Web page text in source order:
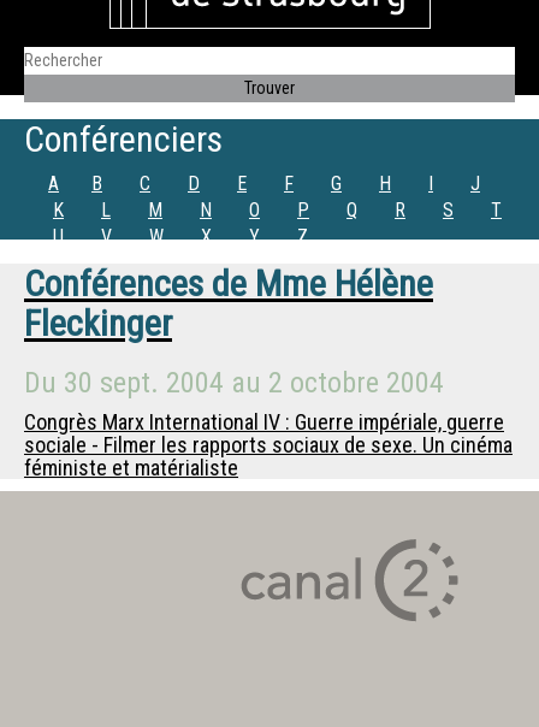
Conférenciers
A B C D E F G H I
J
K
L M N O P Q R S
T
U
V W X Y Z
Conférences de Mme Hélène
Fleckinger
Du 30 sept. 2004 au 2 octobre 2004
Congrès Marx International IV : Guerre impériale, guerre
sociale - Filmer les rapports sociaux de sexe. Un cinéma
féministe et matérialiste